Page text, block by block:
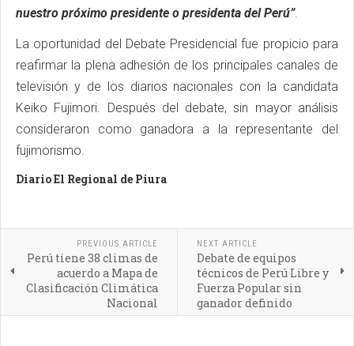
nuestro próximo presidente o presidenta del Perú”.
La oportunidad del Debate Presidencial fue propicio para
reafirmar la plena adhesión de los principales canales de
televisión y de los diarios nacionales con la candidata
Keiko Fujimori. Después del debate, sin mayor análisis
consideraron como ganadora a la representante del
fujimorismo.
Diario El Regional de Piura
PREVIOUS ARTICLE
Perú tiene 38 climas de
acuerdo a Mapa de
Clasificación Climática
Nacional
NEXT ARTICLE
Debate de equipos
técnicos de Perú Libre y
Fuerza Popular sin
ganador definido